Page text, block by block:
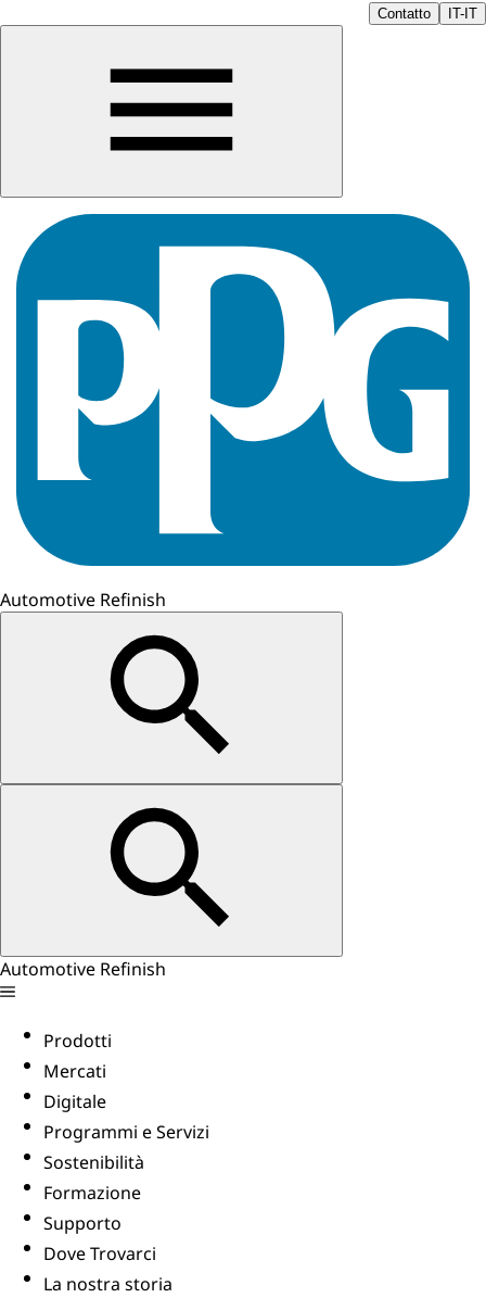
Contatto IT-IT
Automotive Refinish
Automotive Refinish
Prodotti
Mercati
Digitale
Programmi e Servizi
Sostenibilità
Formazione
Supporto
Dove Trovarci
La nostra storia